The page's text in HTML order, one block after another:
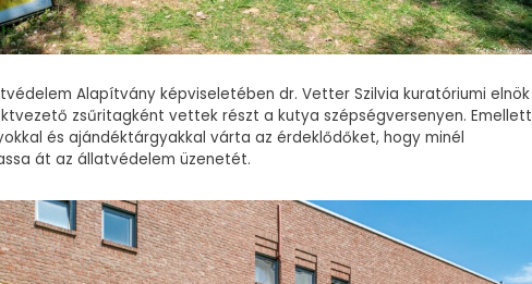
Alapítvány képviseletében dr. Vetter Szilvia kuratóriumi elnök
zsűritagként vettek részt a kutya szépségversenyen. Emellett
és ajándéktárgyakkal várta az érdeklődőket, hogy minél
át az állatvédelem üzenetét.